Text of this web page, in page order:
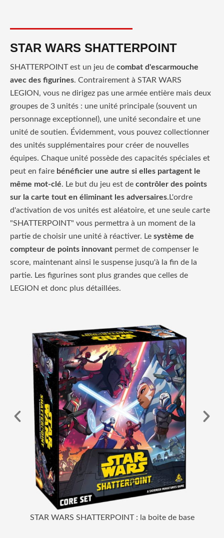
STAR WARS SHATTERPOINT
SHATTERPOINT est un jeu de combat d'escarmouche
avec des figurines. Contrairement à STAR WARS
LEGION, vous ne dirigez pas une armée entière mais deux
groupes de 3 unités : une unité principale (souvent un
personnage exceptionnel), une unité secondaire et une
unité de soutien. Évidemment, vous pouvez collectionner
des unités supplémentaires pour créer de nouvelles
équipes. Chaque unité possède des capacités spéciales et
peut en faire bénéficier une autre si elles partagent le
même mot-clé. Le but du jeu est de contrôler des points
sur la carte tout en éliminant les adversaires.L'ordre
d'activation de vos unités est aléatoire, et une seule carte
"SHATTERPOINT" vous permettra à un moment de la
partie de choisir une unité à réactiver. Le système de
compteur de points innovant permet de compenser le
score, maintenant ainsi le suspense jusqu'à la fin de la
partie. Les figurines sont plus grandes que celles de
LEGION et donc plus détaillées.
STAR WARS SHATTERPOINT : la boite de base